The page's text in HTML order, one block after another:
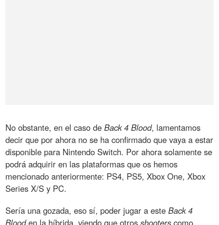
No obstante, en el caso deBack 4 Blood, lamentamos
decir que por ahora no se ha confirmado que vaya a estar
disponible para Nintendo Switch. Por ahora solamente se
podrá adquirir en las plataformas que os hemos
mencionado anteriormente: PS4, PS5, Xbox One, Xbox
Series X/S y PC.
Sería una gozada, eso sí, poder jugar a esteBack 4
Blooden la híbrida, viendo que otrosshooters como